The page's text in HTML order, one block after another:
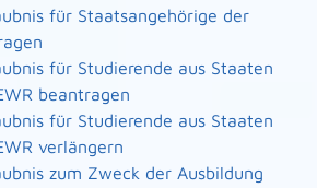
für Staatsangehörige der
für Studierende aus Staaten
beantragen
für Studierende aus Staaten
verlängern
zum Zweck der Ausbildung